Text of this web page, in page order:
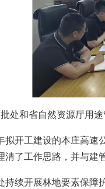
处和省自然资源厅用
工建设的本庄高速
了工作思路，并与建
持续开展林地要素保